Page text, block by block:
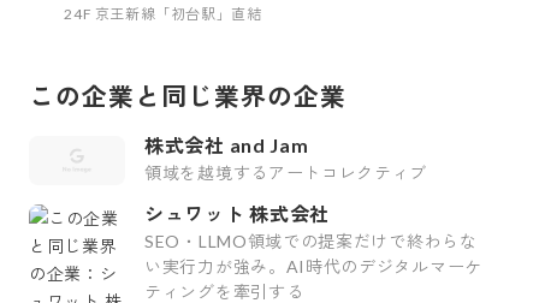
24F 京王新線「初台駅」直結
この企業と同じ業界の企業
株式会社 and Jam
領域を越境するアートコレクティブ
シュワット 株式会社
SEO・LLMO領域での提案だけで終わらな
い実行力が強み。AI時代のデジタルマーケ
ティングを牽引する